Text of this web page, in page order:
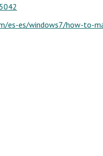
es-es/windows7/how-to-